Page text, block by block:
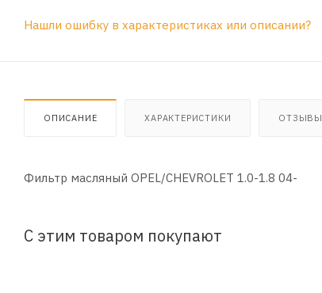
Нашли ошибку в характеристиках или описании?
ОПИСАНИЕ ХАРАКТЕРИСТИКИ ОТЗЫВЫ
Фильтр масляный OPEL/CHEVROLET 1.0-1.8 04-
С этим товаром покупают